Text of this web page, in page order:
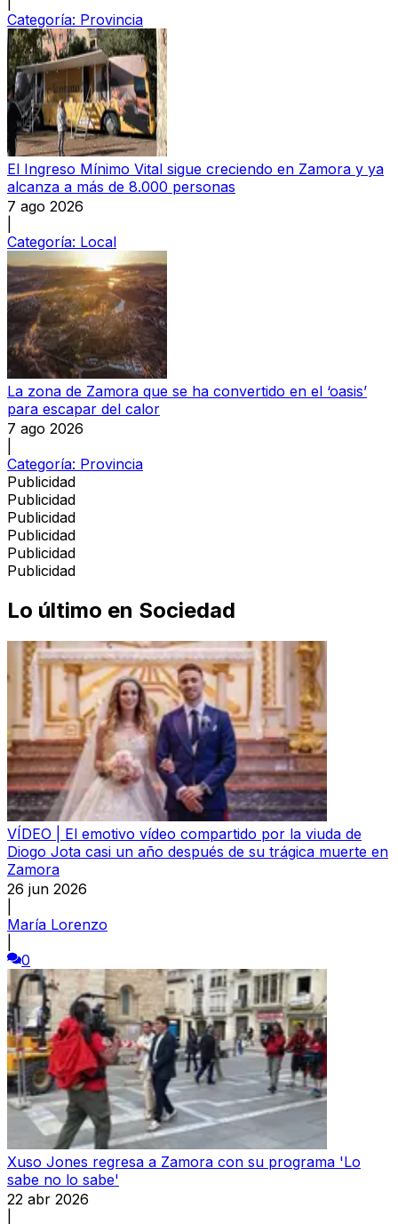
Categoría: Provincia
El Ingreso Mínimo Vital sigue creciendo en Zamora y ya
alcanza a más de 8.000 personas
7 ago 2026
Categoría: Local
La zona de Zamora que se ha convertido en el ‘oasis’
para escapar del calor
7 ago 2026
Categoría: Provincia
Publicidad
Publicidad
Publicidad
Publicidad
Publicidad
Publicidad
Lo último en Sociedad
VÍDEO | El emotivo vídeo compartido por la viuda de
Diogo Jota casi un año después de su trágica muerte en
Zamora
26 jun 2026
María Lorenzo
0
Xuso Jones regresa a Zamora con su programa 'Lo
sabe no lo sabe'
22 abr 2026